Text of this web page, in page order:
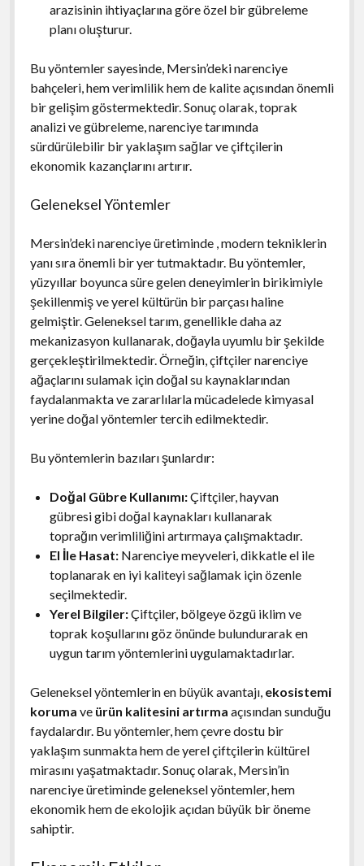
arazisinin ihtiyaçlarına göre özel bir gübreleme
planı oluşturur.
Bu yöntemler sayesinde, Mersin’deki narenciye
bahçeleri, hem verimlilik hem de kalite açısından önemli
bir gelişim göstermektedir. Sonuç olarak, toprak
analizi ve gübreleme, narenciye tarımında
sürdürülebilir bir yaklaşım sağlar ve çiftçilerin
ekonomik kazançlarını artırır.
Geleneksel Yöntemler
Mersin’deki narenciye üretiminde , modern tekniklerin
yanı sıra önemli bir yer tutmaktadır. Bu yöntemler,
yüzyıllar boyunca süre gelen deneyimlerin birikimiyle
şekillenmiş ve yerel kültürün bir parçası haline
gelmiştir. Geleneksel tarım, genellikle daha az
mekanizasyon kullanarak, doğayla uyumlu bir şekilde
gerçekleştirilmektedir. Örneğin, çiftçiler narenciye
ağaçlarını sulamak için doğal su kaynaklarından
faydalanmakta ve zararlılarla mücadelede kimyasal
yerine doğal yöntemler tercih edilmektedir.
Bu yöntemlerin bazıları şunlardır:
Doğal Gübre Kullanımı:Çiftçiler, hayvan
gübresi gibi doğal kaynakları kullanarak
toprağın verimliliğini artırmaya çalışmaktadır.
El İle Hasat:Narenciye meyveleri, dikkatle el ile
toplanarak en iyi kaliteyi sağlamak için özenle
seçilmektedir.
Yerel Bilgiler:Çiftçiler, bölgeye özgü iklim ve
toprak koşullarını göz önünde bulundurarak en
uygun tarım yöntemlerini uygulamaktadırlar.
Geleneksel yöntemlerin en büyük avantajı, ekosistemi
koruma ve ürün kalitesini artırma açısından sunduğu
faydalardır. Bu yöntemler, hem çevre dostu bir
yaklaşım sunmakta hem de yerel çiftçilerin kültürel
mirasını yaşatmaktadır. Sonuç olarak, Mersin’in
narenciye üretiminde geleneksel yöntemler, hem
ekonomik hem de ekolojik açıdan büyük bir öneme
sahiptir.